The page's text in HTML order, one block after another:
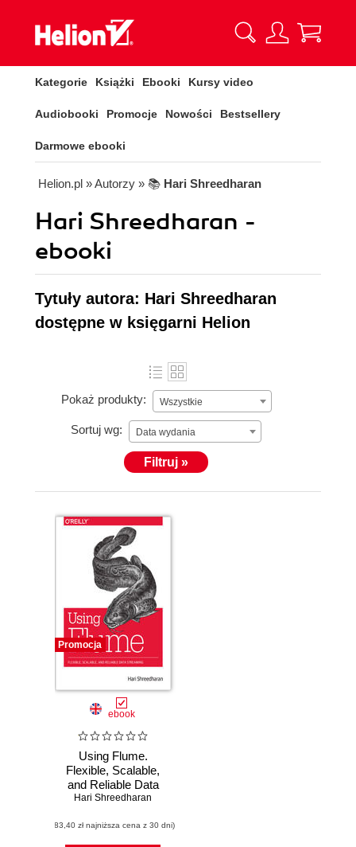
Kategorie Książki Ebooki Kursy video
Audiobooki Promocje Nowości Bestsellery
Darmowe ebooki
Helion.pl » Autorzy » 📚 Hari Shreedharan
Hari Shreedharan -
ebooki
Tytuły autora: Hari Shreedharan
dostępne w księgarni Helion
Pokaż produkty: Wszystkie
Sortuj wg: Data wydania
Filtruj »
Promocja
ebook
Using Flume.
Flexible, Scalable,
and Reliable Data
Streaming
Hari Shreedharan
(83,40 zł najniższa cena z 30 dni)